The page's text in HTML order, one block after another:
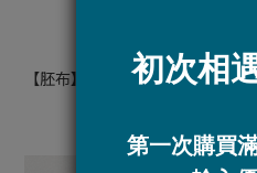
【胚布】